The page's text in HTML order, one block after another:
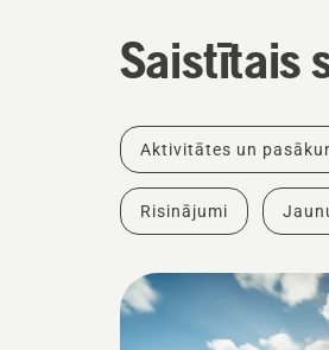
Saistītais
Aktivitātes un
Risinājumi